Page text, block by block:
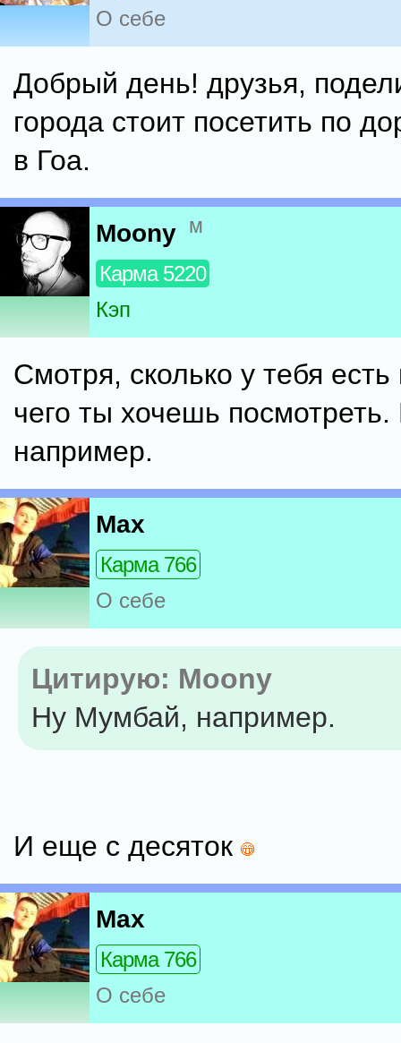
О себе
Добрый день! друзья,
города стоит посетить по
в Гоа.
Moony м
Карма 5220
Кэп
Смотря, сколько у тебя
чего ты хочешь
например.
Max
Карма 766
О себе
Цитирую: Moony
Ну Мумбай, например.
И еще с десяток
Max
Карма 766
О себе